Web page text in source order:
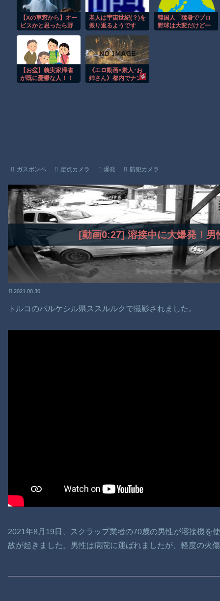
【動画】高速道路を走行中の車からリアガラスが飛んでくる事故(
子供向け漫画、謎の闇の大会に参加しがち問題
【動画】両方馬鹿（笑）ミニストップでトラックと衝突したドラ
【動画】地震発生時の熊本総合病院の手術室の様子が(((ﾟДﾟ)))
【朗報】大人気漫画「GANTZ」がAmazonでなんと全巻100円ｗ
【Xの車窓から】オー
ビスかと思ったら野
老人は宇宙世紀(？)を
振り返るようです
ム】 第22話 OS周り
の話ばかりしてたん
で違う系統の話をし
ます
韓国人「猛暑でプロ
野球は大変だけど一
【お盆】義実家帰省
が既に憂鬱な人！！
《エロ動画×素人･お
姉さん》都内でナン
ガスボンベ 定点カメラ 爆発 防犯カメラ
[動画0:27] 溶接中に大爆発！男
2021.08.30
トルコのバルケシル県ススルルクで撮影されました。
2021年8月19日、スクラップ業者の70歳の男性が溶接機を
故が起きました。男性は病院に運ばれましたが、軽度の火